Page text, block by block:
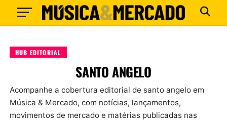
HUB EDITORIAL
SANTO ANGELO
Acompanhe a cobertura editorial de santo angelo em
Música & Mercado, com notícias, lançamentos,
movimentos de mercado e matérias publicadas nas